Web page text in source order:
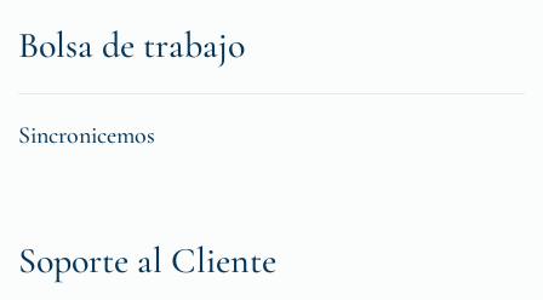
Bolsa de trabajo
Sincronicemos
Soporte al Cliente